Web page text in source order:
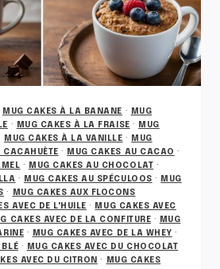
MUG CAKES À LA BANANE ·
MUG
· MUG CAKES À LA FRAISE ·
MUG
MUG CAKES À LA VANILLE ·
MUG
CACAHUÈTE · MUG CAKES AU CACAO ·
· MUG CAKES AU CHOCOLAT ·
· MUG CAKES AU SPÉCULOOS ·
MUG
·
MUG CAKES AUX FLOCONS
AVEC DE L'HUILE ·
MUG CAKES AVEC
CAKES AVEC DE LA CONFITURE ·
MUG
· MUG CAKES AVEC DE LA WHEY ·
BLÉ ·
MUG CAKES AVEC DU CHOCOLAT
AVEC DU CITRON ·
MUG CAKES